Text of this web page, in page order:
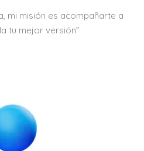
mi misión es acompañarte a
tu mejor versión”